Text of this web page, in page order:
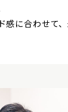
感に合わせて